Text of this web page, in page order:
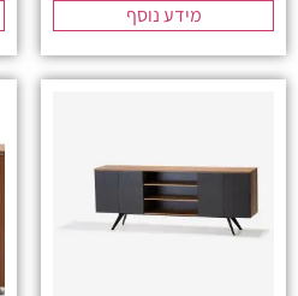
מידע נוסף